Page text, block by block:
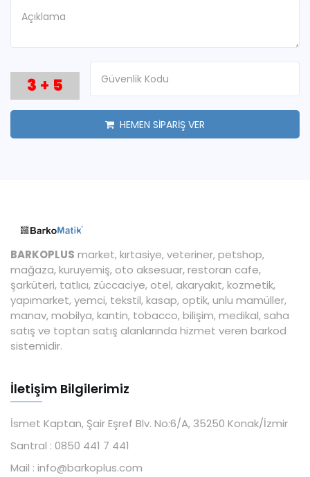
3 + 5
HEMEN SİPARİŞ VER
BARKOPLUS market, kırtasiye, veteriner, petshop,
mağaza, kuruyemiş, oto aksesuar, restoran cafe,
şarküteri, tatlıcı, züccaciye, otel, akaryakıt, kozmetik,
yapımarket, yemci, tekstil, kasap, optik, unlu mamüller,
manav, mobilya, kantin, tobacco, bilişim, medikal, saha
satış ve toptan satış alanlarında hizmet veren barkod
sistemidir.
İletişim Bilgilerimiz
İsmet Kaptan, Şair Eşref Blv. No:6/A, 35250 Konak/İzmir
Santral : 0850 441 7 441
Mail : info@barkoplus.com